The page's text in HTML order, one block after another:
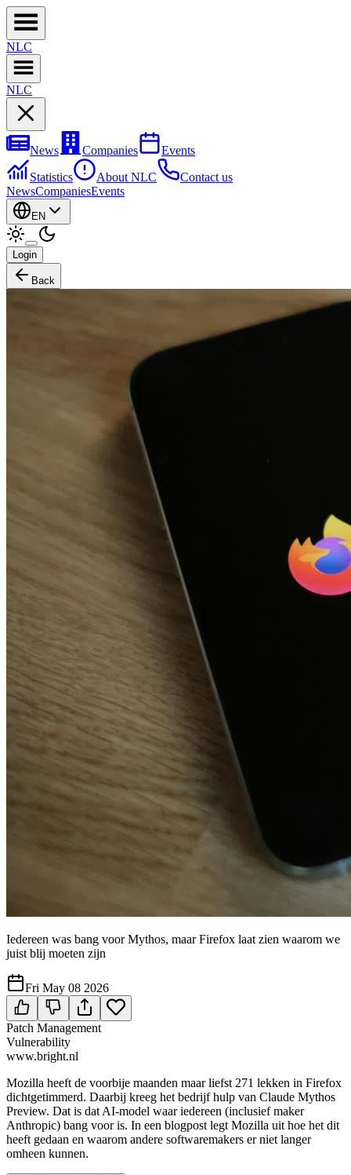
NLC
NLC
News Companies
Events
Statistics
About NLC
Contact us
NewsCompaniesEvents
EN
Login
Back
Iedereen was bang voor Mythos, maar Firefox laat zien waarom we
juist blij moeten zijn
Fri May 08 2026
Patch Management
Vulnerability
www.bright.nl
Mozilla heeft de voorbije maanden maar liefst 271 lekken in Firefox
dichtgetimmerd. Daarbij kreeg het bedrijf hulp van Claude Mythos
Preview. Dat is dat AI-model waar iedereen (inclusief maker
Anthropic) bang voor is. In een blogpost legt Mozilla uit hoe het dit
heeft gedaan en waarom andere softwaremakers er niet langer
omheen kunnen.